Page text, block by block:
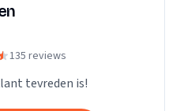
135 reviews
tevreden is!